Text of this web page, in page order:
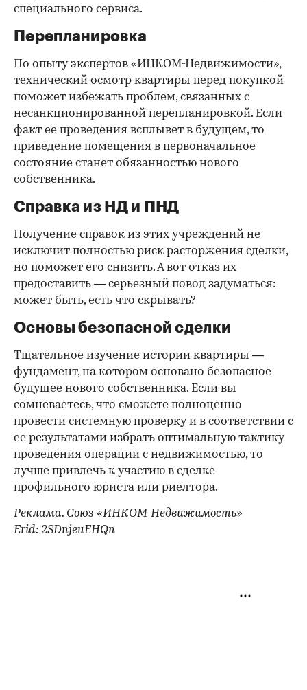
специального сервиса.
Перепланировка
По опыту экспертов «ИНКОМ-Недвижимости»,
технический осмотр квартиры перед покупкой
поможет избежать проблем, связанных с
несанкционированной перепланировкой. Если
факт ее проведения всплывет в будущем, то
приведение помещения в первоначальное
состояние станет обязанностью нового
собственника.
Справка из НД и ПНД
Получение справок из этих учреждений не
исключит полностью риск расторжения сделки,
но поможет его снизить. А вот отказ их
предоставить — серьезный повод задуматься:
может быть, есть что скрывать?
Основы безопасной сделки
Тщательное изучение истории квартиры —
фундамент, на котором основано безопасное
будущее нового собственника. Если вы
сомневаетесь, что сможете полноценно
провести системную проверку и в соответствии с
ее результатами избрать оптимальную тактику
проведения операции с недвижимостью, то
лучше привлечь к участию в сделке
профильного юриста или риелтора.
Реклама. Союз «ИНКОМ-Недвижимость»
Erid: 2SDnjeuEHQn